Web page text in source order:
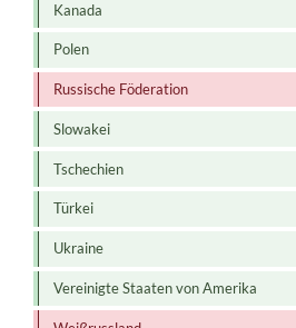
Kanada
Polen
Russische Föderation
Slowakei
Tschechien
Türkei
Ukraine
Vereinigte Staaten von Amerika